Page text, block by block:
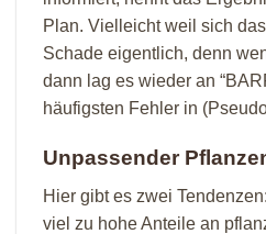
Plan. Vielleicht weil sich
Schade eigentlich, denn
dann lag es wieder an
häufigsten Fehler in
Unpassender
Hier gibt es zwei
viel zu hohe Anteile an